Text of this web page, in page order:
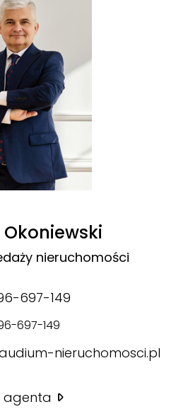
nieruchomości
697-149
697-149
nieruchomosci.pl
agenta